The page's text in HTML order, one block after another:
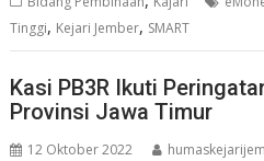
Tinggi, Kejari Jember, SMART
Kasi PB3R Ikuti
Provinsi Jawa Timur
12 Oktober 2022